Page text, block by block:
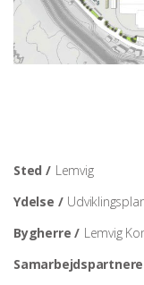
Sted / Lemvig
Ydelse /
Bygherre / Lemvig